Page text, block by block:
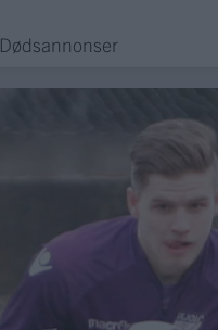
Dødsannonser